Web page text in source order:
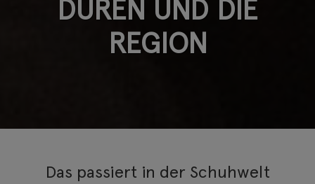
DÜREN UND DIE
REGION
Das passiert in der Schuhwelt